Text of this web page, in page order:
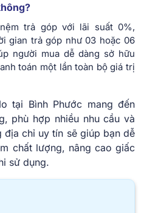
trả góp với lãi suất 0%,
gian trả góp như 03 hoặc 06
người mua dễ dàng sở hữu
toán một lần toàn bộ giá trị
tại Bình Phước mang đến
phù hợp nhiều nhu cầu và
địa chỉ uy tín sẽ giúp bạn dễ
chất lượng, nâng cao giấc
sử dụng.